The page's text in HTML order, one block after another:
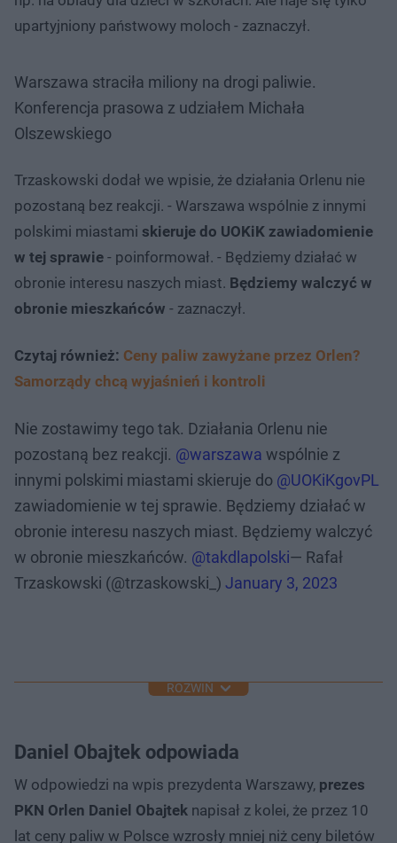
upartyjniony państwowy moloch - zaznaczył.
Warszawa straciła miliony na drogi paliwie.
Konferencja prasowa z udziałem Michała
Olszewskiego
Trzaskowski dodał we wpisie, że działania Orlenu nie
pozostaną bez reakcji. - Warszawa wspólnie z innymi
polskimi miastami skieruje do UOKiK zawiadomienie
w tej sprawie - poinformował. - Będziemy działać w
obronie interesu naszych miast. Będziemy walczyć w
obronie mieszkańców - zaznaczył.
Czytaj również: Ceny paliw zawyżane przez Orlen?
Samorządy chcą wyjaśnień i kontroli
Nie zostawimy tego tak. Działania Orlenu nie
pozostaną bez reakcji. @warszawa wspólnie z
innymi polskimi miastami skieruje do @UOKiKgovPL
zawiadomienie w tej sprawie. Będziemy działać w
obronie interesu naszych miast. Będziemy walczyć
w obronie mieszkańców. @takdlapolski— Rafał
Trzaskowski (@trzaskowski_) January 3, 2023
ROZWIŃ
Daniel Obajtek odpowiada
W odpowiedzi na wpis prezydenta Warszawy, prezes
PKN Orlen Daniel Obajtek napisał z kolei, że przez 10
lat ceny paliw w Polsce wzrosły mniej niż ceny biletów